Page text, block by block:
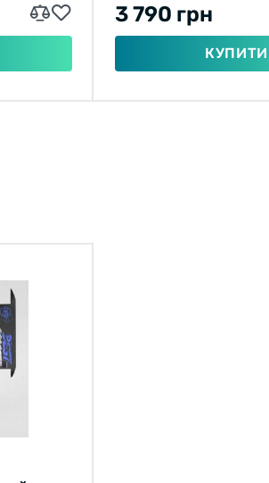
3 790 грн
КУПИТИ